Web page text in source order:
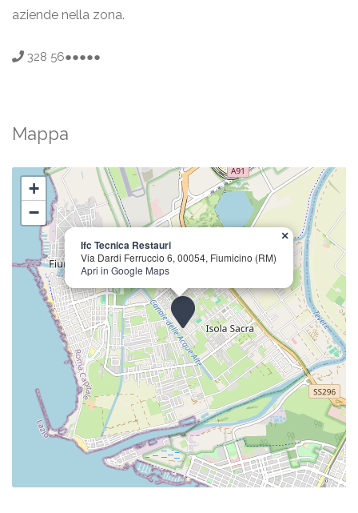
aziende nella zona.
328 56●●●●●
Mappa
Ifc Tecnica Restauri
Via Dardi Ferruccio 6, 00054, Fiumicino (RM)
Apri in Google Maps
×
+
−